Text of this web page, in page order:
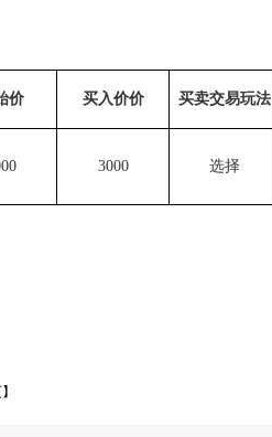
价 买入价价 买卖交易玩法
3000 选择